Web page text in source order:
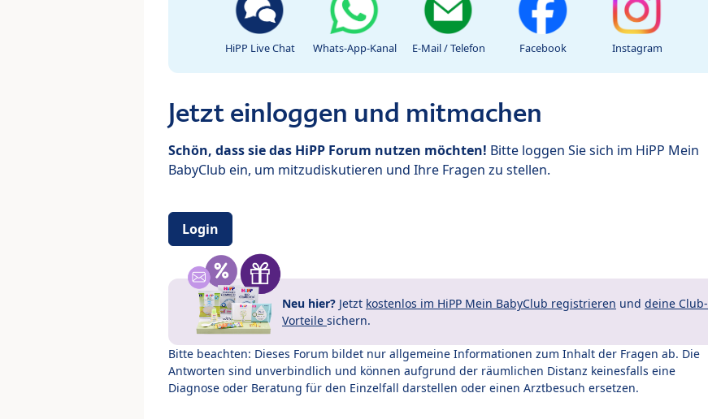
HiPP Live Chat Whats-App-Kanal E-Mail / Telefon Facebook Instagram
Jetzt einloggen und mitmachen
Schön, dass sie das HiPP Forum nutzen möchten! Bitte loggen Sie sich im HiPP Mein
BabyClub ein, um mitzudiskutieren und Ihre Fragen zu stellen.
Login
Neu hier? Jetzt kostenlos im HiPP Mein BabyClub registrieren und deine Club-
Vorteile sichern.
Bitte beachten: Dieses Forum bildet nur allgemeine Informationen zum Inhalt der Fragen ab. Die
Antworten sind unverbindlich und können aufgrund der räumlichen Distanz keinesfalls eine
Diagnose oder Beratung für den Einzelfall darstellen oder einen Arztbesuch ersetzen.